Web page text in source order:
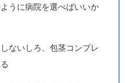
うに病院を選べばいいか
ないしろ、包茎コンプレ